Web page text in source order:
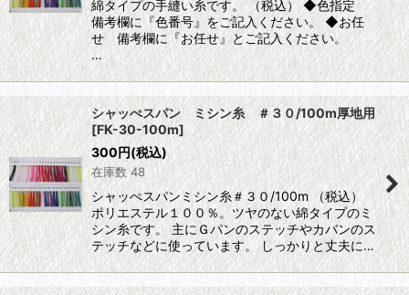
綿タイプの手縫い糸です。 （税込） ◆色指定
備考欄に『色番号』をご記入ください。 ◆お任
せ 備考欄に『お任せ』とご記入ください。
…
シャッぺスパン ミシン糸 ＃３０/100m厚地用
[FK-30-100m]
300円(税込)
在庫数 48
シャッぺスパンミシン糸＃３０/100m （税込）
ポリエステル１００％。ツヤのない綿タイプのミ
シン糸です。 主にＧパンのステッチやカバンのス
テッチなどに使っています。 しっかりと丈夫に…